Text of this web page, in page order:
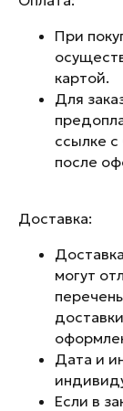
При
картой.
Для
ссылке с
после
Доставка:
могут
Дата и
Если в
8 (800)
Рейтинг